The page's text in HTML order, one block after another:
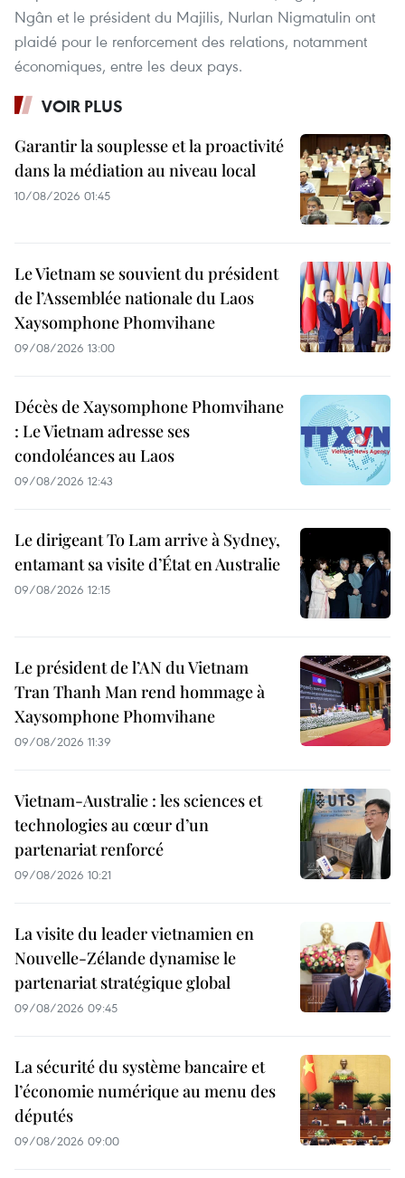
Ngân et le président du Majilis, Nurlan Nigmatulin ont
plaidé pour le renforcement des relations, notamment
économiques, entre les deux pays.
VOIR PLUS
Garantir la souplesse et la proactivité
dans la médiation au niveau local
10/08/2026 01:45
Le Vietnam se souvient du président
de l’Assemblée nationale du Laos
Xaysomphone Phomvihane
09/08/2026 13:00
Décès de Xaysomphone Phomvihane
: Le Vietnam adresse ses
condoléances au Laos
09/08/2026 12:43
Le dirigeant To Lam arrive à Sydney,
entamant sa visite d’État en Australie
09/08/2026 12:15
Le président de l’AN du Vietnam
Tran Thanh Man rend hommage à
Xaysomphone Phomvihane
09/08/2026 11:39
Vietnam-Australie : les sciences et
technologies au cœur d’un
partenariat renforcé
09/08/2026 10:21
La visite du leader vietnamien en
Nouvelle-Zélande dynamise le
partenariat stratégique global
09/08/2026 09:45
La sécurité du système bancaire et
l’économie numérique au menu des
députés
09/08/2026 09:00